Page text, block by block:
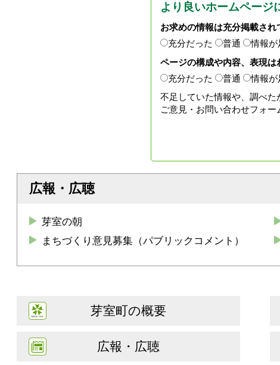
より良いホームページ
お求めの情報は充分掲載され
充分だった
普通
情報が
ページの構成や内容、表現
充分だった
普通
情報が
不足していた情報や、調べ
ご意見・お問い合わせフォー
広報・広聴
芽室の朝
まちづくり意見募集（パブリックコメント）
芽室町の概要
広報・広聴